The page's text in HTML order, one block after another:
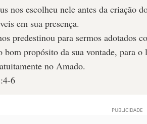
nos escolheu nele antes da criação
em sua presença.
predestinou para sermos adotados
bom propósito da sua vontade, para
no Amado.
6